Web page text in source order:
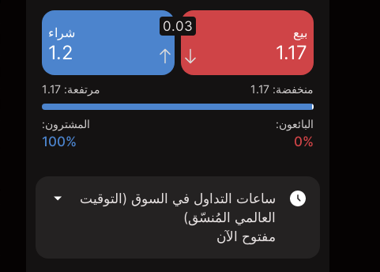
بيع
1.17
شراء
1.2
0.03
منخفضة:
1.17 مرتفعة:
1.17
البائعون:
0%
المشترون:
100%
ساعات التداول في السوق (التوقيت
العالمي المُنسّق)
مفتوح الآن